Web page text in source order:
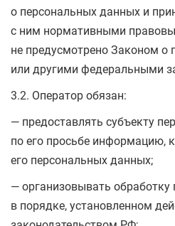
о персональных данных и
с ним нормативными
не предусмотрено Законом о
или другими федеральными
3.2. Оператор обязан:
— предоставлять субъекту
по его просьбе информацию,
его персональных данных;
— организовывать
в порядке, установленном